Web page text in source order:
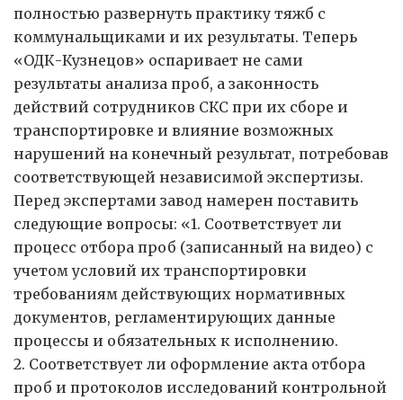
полностью развернуть практику тяжб с
коммунальщиками и их результаты. Теперь
«ОДК-Кузнецов» оспаривает не сами
результаты анализа проб, а законность
действий сотрудников СКС при их сборе и
транспортировке и влияние возможных
нарушений на конечный результат, потребовав
соответствующей независимой экспертизы.
Перед экспертами завод намерен поставить
следующие вопросы: «1. Соответствует ли
процесс отбора проб (записанный на видео) с
учетом условий их транспортировки
требованиям действующих нормативных
документов, регламентирующих данные
процессы и обязательных к исполнению.
2. Соответствует ли оформление акта отбора
проб и протоколов исследований контрольной